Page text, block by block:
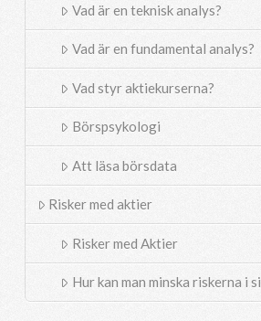
Vad är en teknisk analys?
Vad är en fundamental analys?
Vad styr aktiekurserna?
Börspsykologi
Att läsa börsdata
Risker med aktier
Risker med Aktier
Hur kan man minska riskerna i